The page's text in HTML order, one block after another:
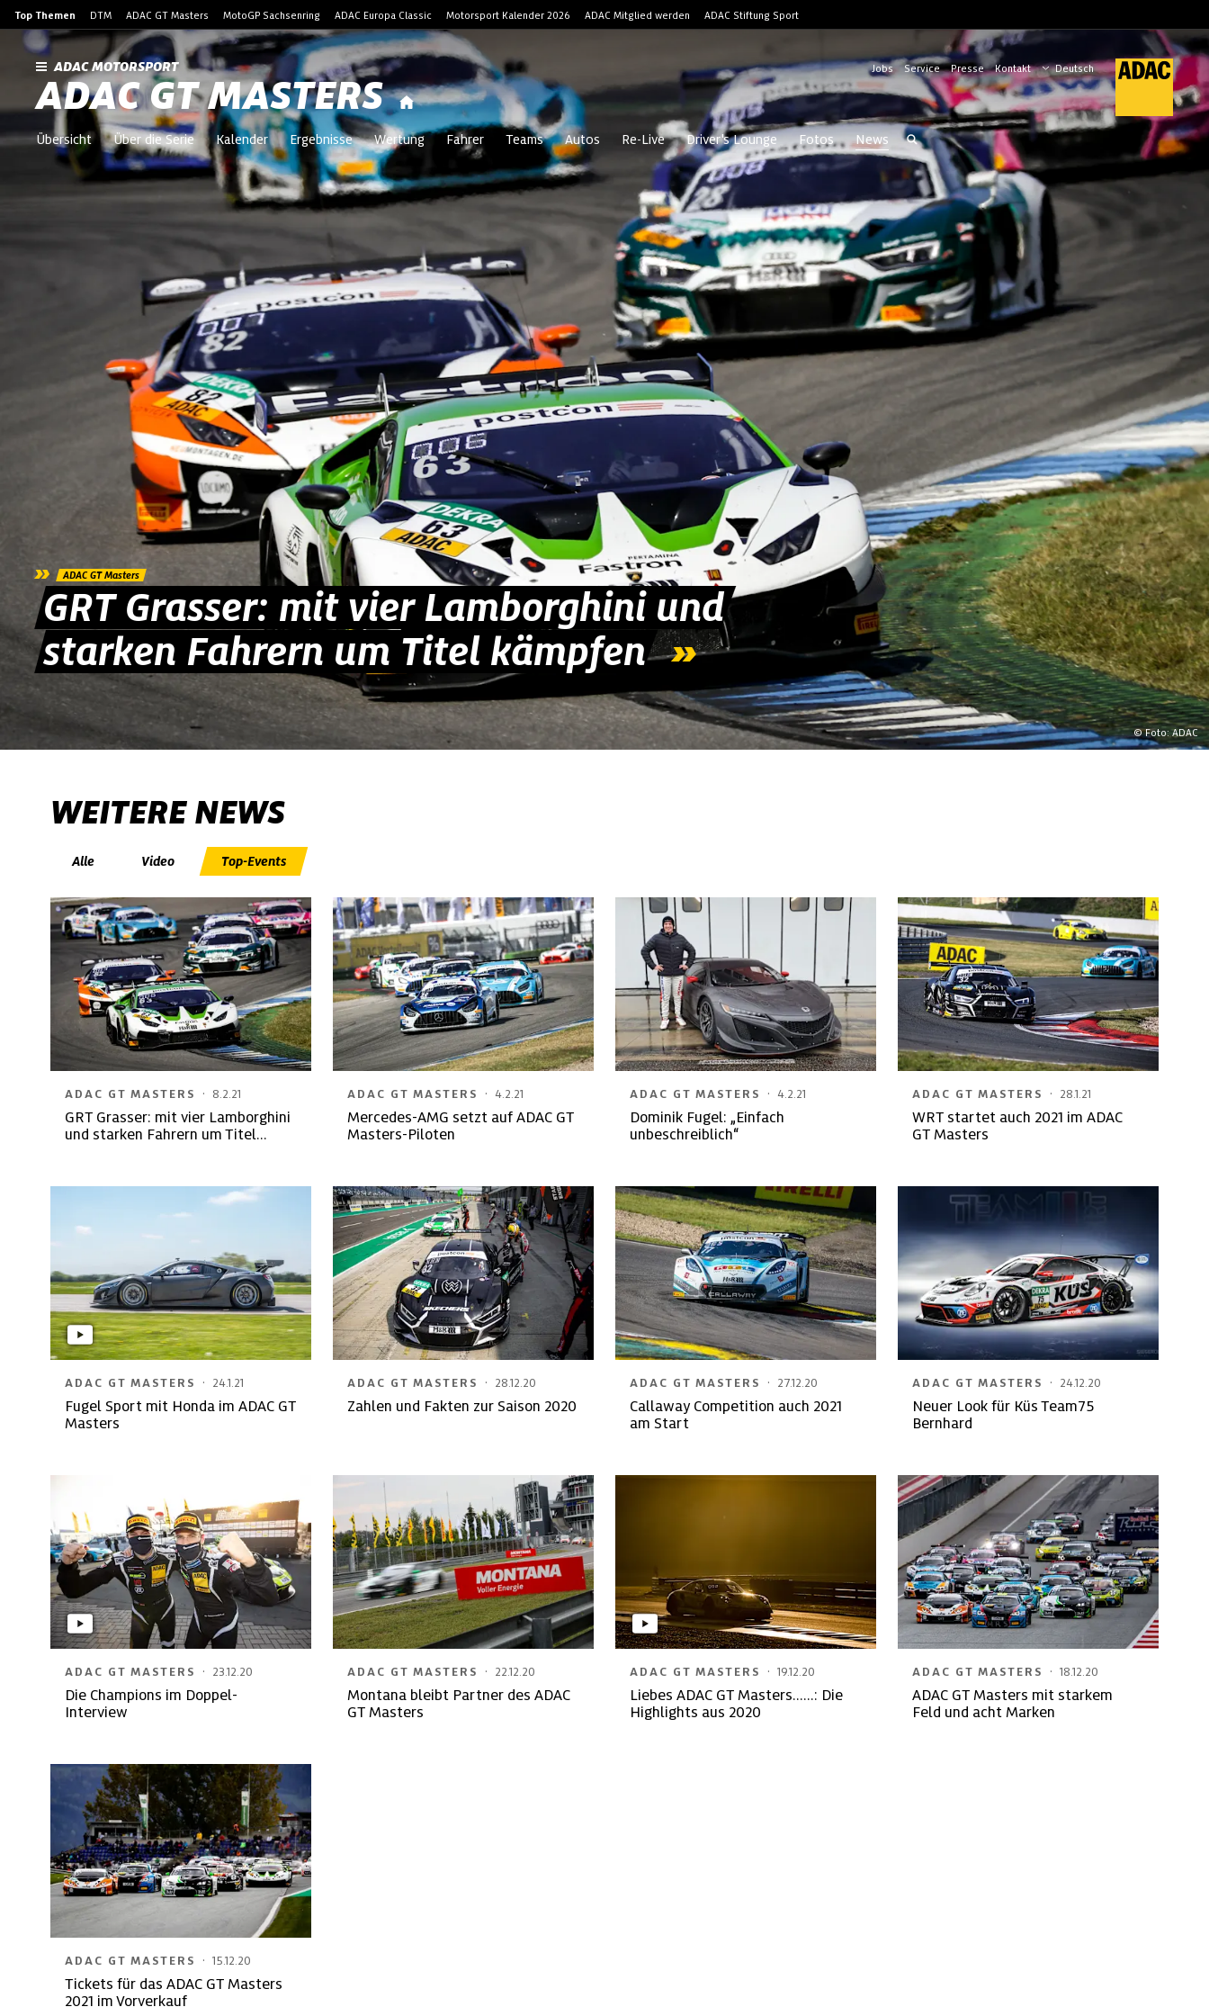
Top Themen DTM ADAC GT Masters MotoGP Sachsenring ADAC Europa Classic Motorsport Kalender 2026 ADAC Mitglied werden ADAC Stiftung Sport
ADAC MOTORSPORT
ADAC GT MASTERS
Jobs Service Presse Kontakt
Übersicht Über die Serie Kalender Ergebnisse Wertung Fahrer Teams Autos Re-Live Driver's Lounge Fotos News
© Foto: ADAC
» ADAC GT Masters
GRT Grasser: mit vier Lamborghini und
starken Fahrern um Titel kämpfen
WEITERE NEWS
Alle Video Top-Events
ADAC GT MASTERS · 8.2.21
GRT Grasser: mit vier Lamborghini
und starken Fahrern um Titel
ADAC GT MASTERS · 4.2.21
Mercedes-AMG setzt auf ADAC GT
Masters-Piloten
ADAC GT MASTERS · 4.2.21
Dominik Fugel: „Einfach
unbeschreiblich“
ADAC GT MASTERS · 28.1.21
WRT startet auch 2021 im ADAC
GT Masters
ADAC GT MASTERS · 24.1.21
Fugel Sport mit Honda im ADAC GT
Masters
ADAC GT MASTERS · 28.12.20
Zahlen und Fakten zur Saison 2020
ADAC GT MASTERS · 27.12.20
Callaway Competition auch 2021
am Start
ADAC GT MASTERS · 24.12.20
Neuer Look für Küs Team75
Bernhard
ADAC GT MASTERS · 23.12.20
Die Champions im Doppel-
Interview
ADAC GT MASTERS · 22.12.20
Montana bleibt Partner des ADAC
GT Masters
ADAC GT MASTERS · 19.12.20
Liebes ADAC GT Masters......: Die
Highlights aus 2020
ADAC GT MASTERS · 18.12.20
ADAC GT Masters mit starkem
Feld und acht Marken
ADAC GT MASTERS · 15.12.20
Tickets für das ADAC GT Masters
2021 im Vorverkauf